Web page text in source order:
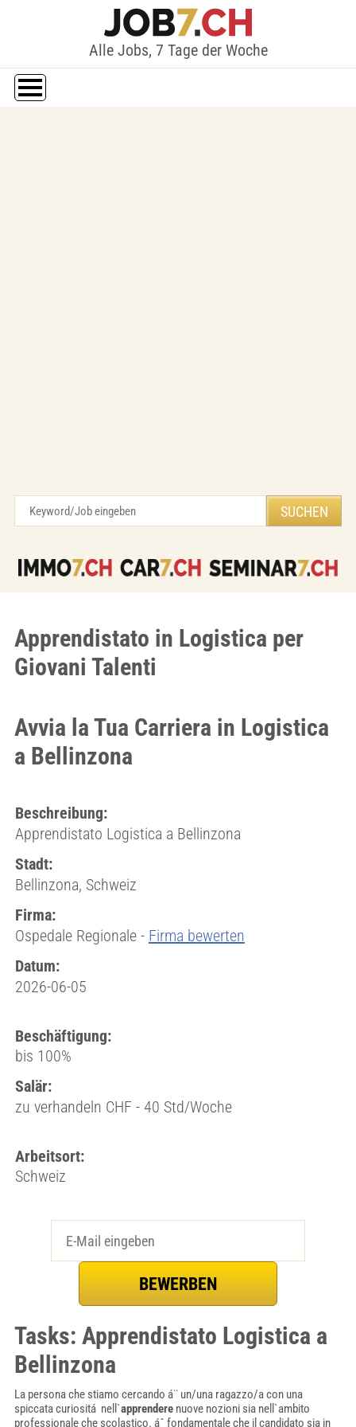
Alle Jobs, 7 Tage der Woche
Apprendistato in Logistica per
Giovani Talenti
Avvia la Tua Carriera in Logistica
a Bellinzona
Beschreibung:
Apprendistato Logistica a Bellinzona
Stadt:
Bellinzona, Schweiz
Firma:
Ospedale Regionale - Firma bewerten
Datum:
2026-06-05
Beschäftigung:
bis 100%
Salär:
zu verhandeln CHF - 40 Std/Woche
Arbeitsort:
Schweiz
Tasks: Apprendistato Logistica a
Bellinzona
La persona che stiamo cercando á¨ un/una ragazzo/a con una
spiccata curiositá nell`apprenderenuove nozioni sia nell`ambito
professionale che scolastico. áˆ fondamentale che il candidato sia in